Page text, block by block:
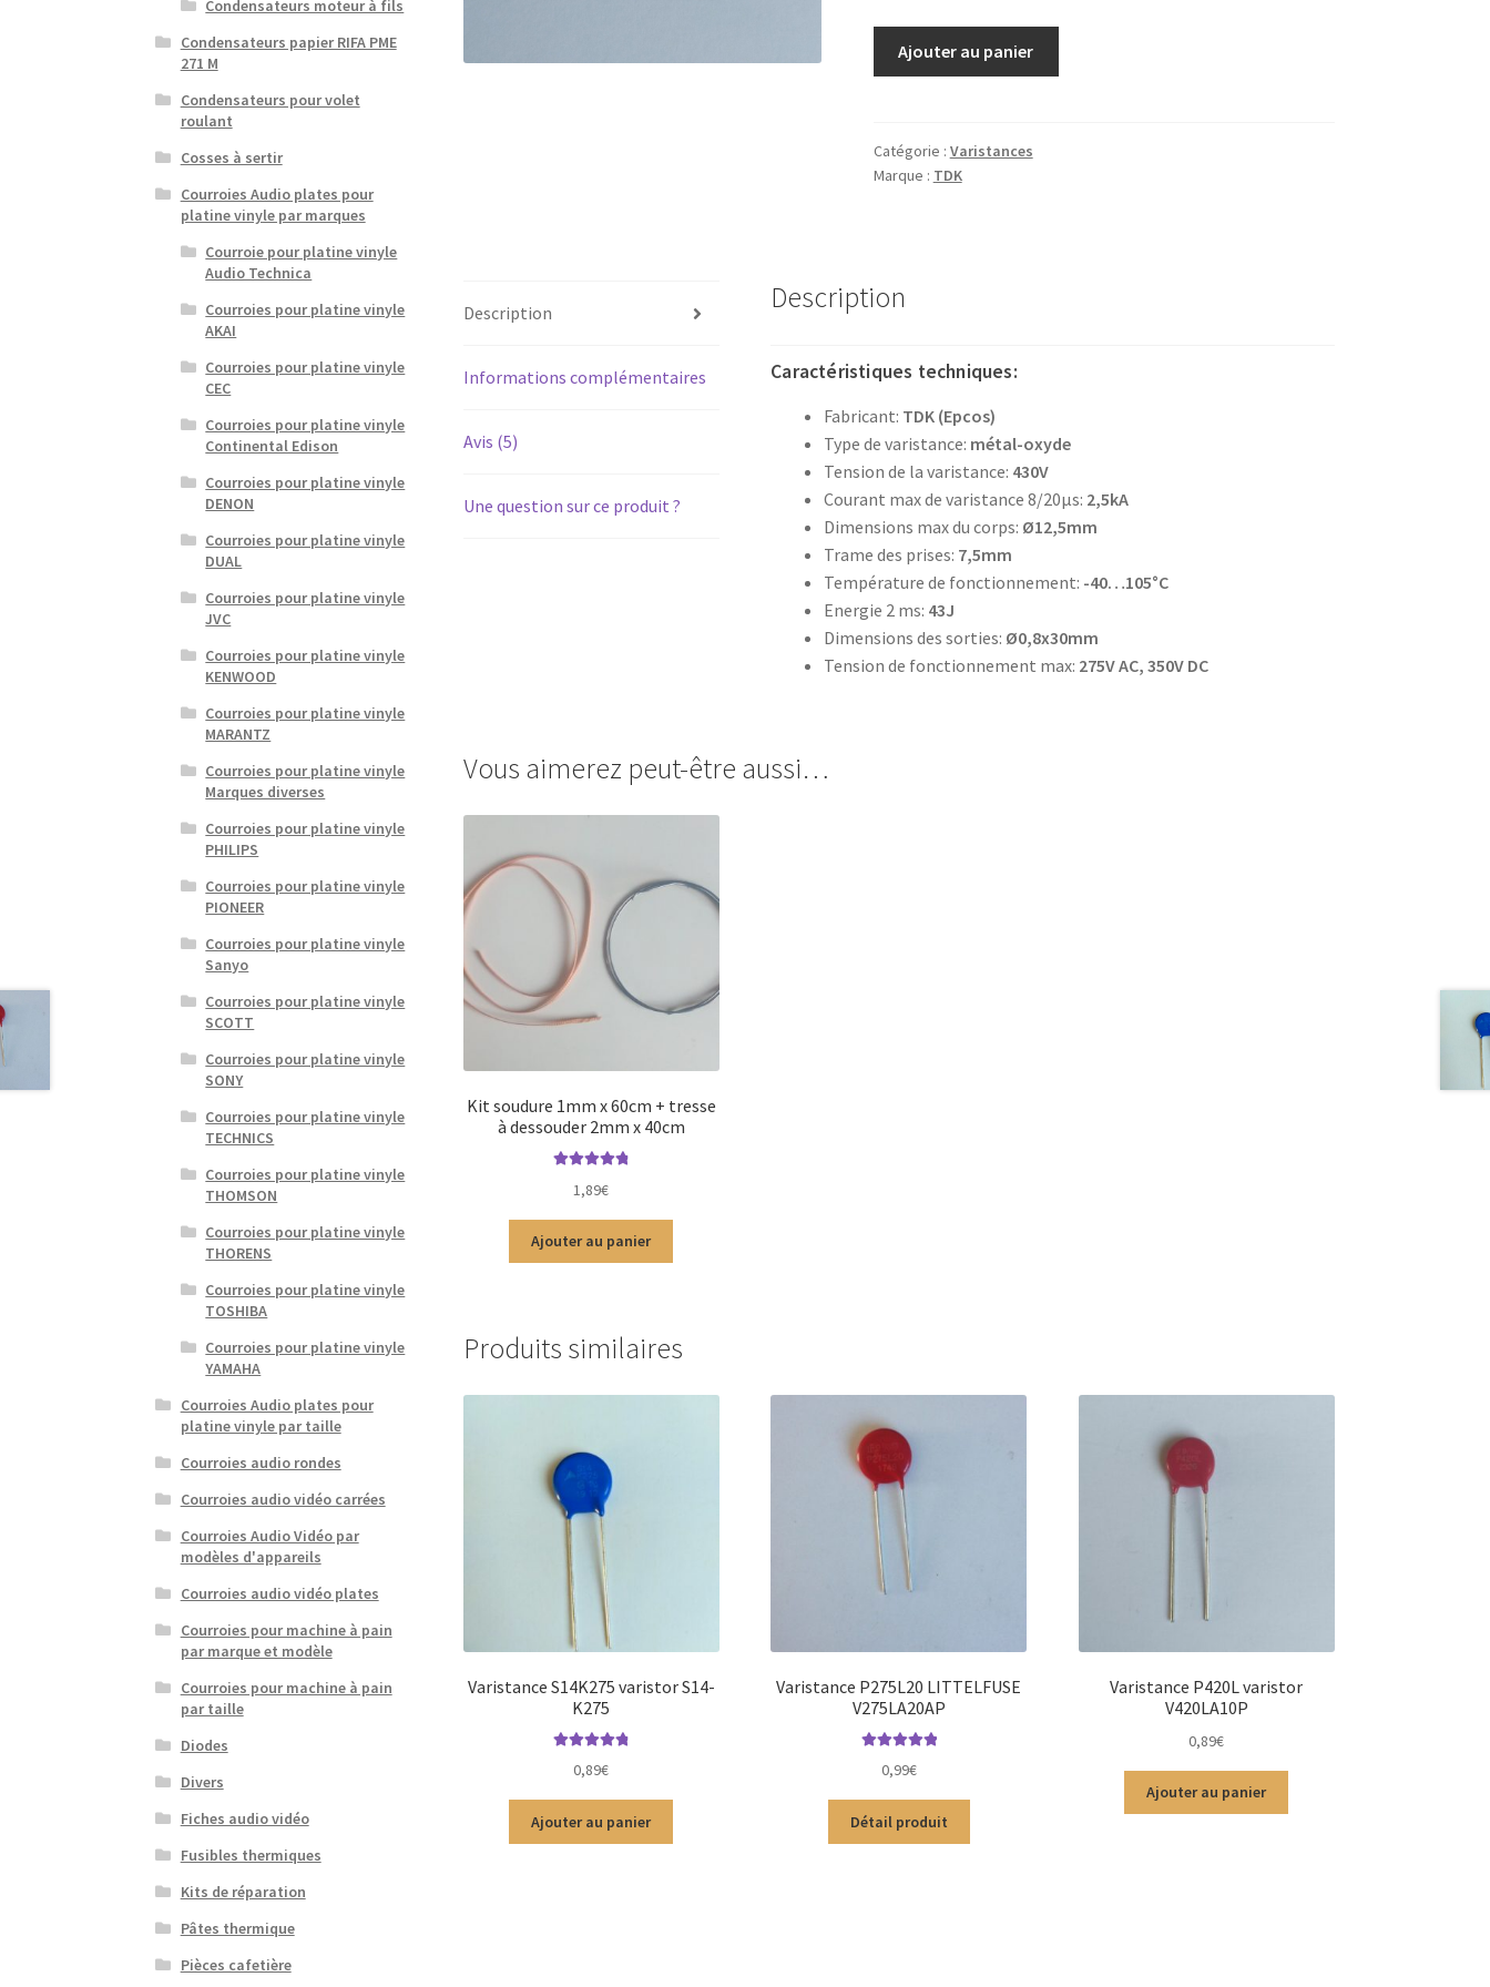
varistor
S10-
Ajouter au panier
Catégorie : Varistances
Marque : TDK
Description
Informations complémentaires
Avis (5)
Une question sur ce produit ?
Description
Caractéristiques techniques:
Fabricant: TDK (Epcos)
Type de varistance: métal-oxyde
Tension de la varistance: 430V
Courant max de varistance 8/20µs: 2,5kA
Dimensions max du corps: Ø12,5mm
Trame des prises: 7,5mm
Température de fonctionnement: -40…105°C
Energie 2 ms: 43J
Dimensions des sorties: Ø0,8x30mm
Tension de fonctionnement max: 275V AC, 350V DC
Vous aimerez peut-être aussi…
Kit soudure 1mm x 60cm + tresse
à dessouder 2mm x 40cm
5
1,89€
Ajouter au panier
Produits similaires
Varistance S14K275 varistor S14-
K275
0,89€
Ajouter au panier
Varistance P275L20 LITTELFUSE
V275LA20AP
0,99€
Détail produit
Varistance P420L varistor
V420LA10P
0,89€
Ajouter au panier
Condensateurs moteur à fils
Condensateurs papier RIFA PME
271 M
Condensateurs pour volet
roulant
Cosses à sertir
Courroies Audio plates pour
platine vinyle par marques
Courroie pour platine vinyle
Audio Technica
Courroies pour platine vinyle
AKAI
Courroies pour platine vinyle
CEC
Courroies pour platine vinyle
Continental Edison
Courroies pour platine vinyle
DENON
Courroies pour platine vinyle
DUAL
Courroies pour platine vinyle
JVC
Courroies pour platine vinyle
KENWOOD
Courroies pour platine vinyle
MARANTZ
Courroies pour platine vinyle
Marques diverses
Courroies pour platine vinyle
PHILIPS
Courroies pour platine vinyle
PIONEER
Courroies pour platine vinyle
Sanyo
Courroies pour platine vinyle
SCOTT
Courroies pour platine vinyle
SONY
Courroies pour platine vinyle
TECHNICS
Courroies pour platine vinyle
THOMSON
Courroies pour platine vinyle
THORENS
Courroies pour platine vinyle
TOSHIBA
Courroies pour platine vinyle
YAMAHA
Courroies Audio plates pour
platine vinyle par taille
Courroies audio rondes
Courroies audio vidéo carrées
Courroies Audio Vidéo par
modèles d'appareils
Courroies audio vidéo plates
Courroies pour machine à pain
par marque et modèle
Courroies pour machine à pain
par taille
Diodes
Divers
Fiches audio vidéo
Fusibles thermiques
Kits de réparation
Pâtes thermique
Pièces cafetière